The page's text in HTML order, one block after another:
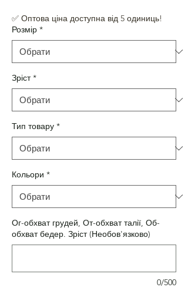
✅ Оптова ціна доступна від 5 одиниць!
Розмір *
Зріст *
Тип товару *
Кольори *
Ог-обхват грудей, От-обхват талії, Об-
обхват бедер. Зріст (Необов'язково)
0/500